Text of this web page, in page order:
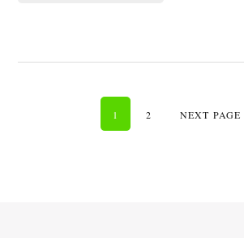
GO TO PAGE
1 GO TO PAGE
2 GO TO
NEXT PAGE